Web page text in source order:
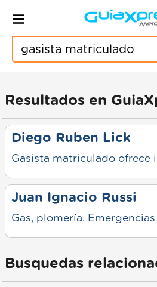
Resultados en
Diego Ruben Lick
Juan Ignacio Russi
Busquedas